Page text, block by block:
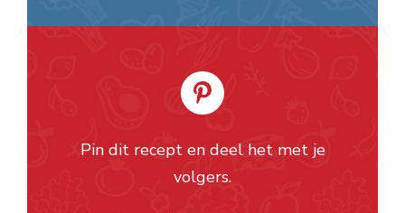
Pin dit recept en deel het met je
volgers.